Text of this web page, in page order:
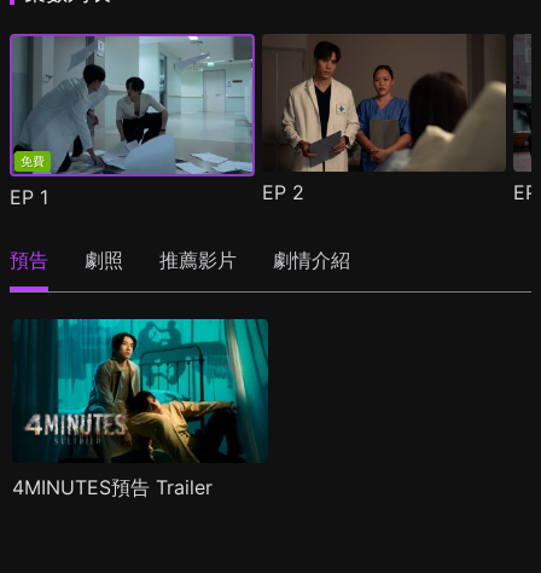
免費
EP 1 EP 2
預告 劇照 推薦影片 劇情介紹
4MINUTES預告 Trailer